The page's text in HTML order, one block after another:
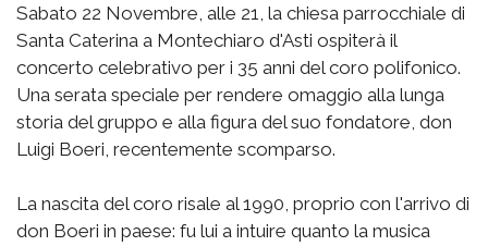
Sabato 22 Novembre, alle 21, la chiesa parrocchiale di
Santa Caterina a Montechiaro d'Asti ospiterà il
concerto celebrativo per i 35 anni del coro polifonico.
Una serata speciale per rendere omaggio alla lunga
storia del gruppo e alla figura del suo fondatore, don
Luigi Boeri, recentemente scomparso.
La nascita del coro risale al 1990, proprio con l'arrivo di
don Boeri in paese: fu lui a intuire quanto la musica